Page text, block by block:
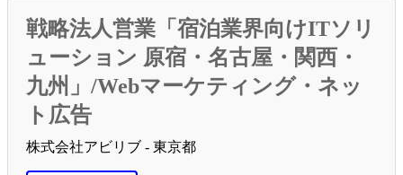
戦略法人営業「宿泊業界向けITソリ
ューション 原宿・名古屋・関西・
九州」/Webマーケティング・ネッ
ト広告
株式会社アビリブ - 東京都